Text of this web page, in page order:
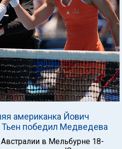
американка Йович
Тьен победил Медведева
в Мельбурне 18-